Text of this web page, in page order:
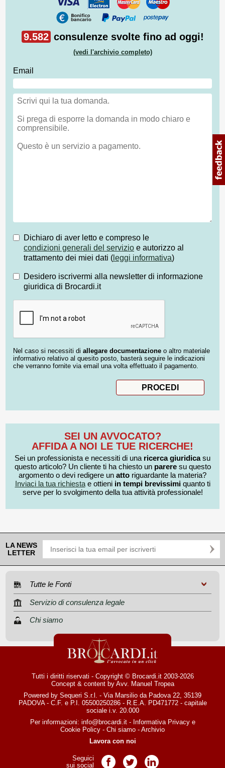
9.582 consulenze svolte fino ad oggi!
(vedi l'archivio completo)
Email
Dichiaro di aver letto e compreso le
condizioni generali del servizio e autorizzo al
trattamento dei miei dati ( leggi informativa)
Desidero iscrivermi alla newsletter di informazione
giuridica di Brocardi.it
Nel caso si necessiti di allegare documentazione o altro materiale
informativo relativo al quesito posto, basterà seguire le indicazioni
che verranno fornite via email una volta effettuato il pagamento.
SEI UN AVVOCATO?
AFFIDA A NOI LE TUE RICERCHE!
Sei un professionista e necessiti di una ricerca giuridicasu
questo articolo? Un cliente ti ha chiesto un pareresu questo
argomento o devi redigere un atto riguardante la materia?
Inviaci la tua richiestae ottieni in tempi brevissimiquanto ti
serve per lo svolgimento della tua attività professionale!
LA NEWS
LETTER
Tutte le Fonti
Servizio di consulenza legale
Chi siamo
Tutti i diritti riservati - Copyright © Brocardi.it 2003-2026
Concept & content by Avv. Manuel Tropea
Powered by Sequeri S.r.l. - Via Marsilio da Padova 22, 35139
PADOVA - C.F. e P.I. 05500250286 - R.E.A. PD471772 - capitale
sociale i.v. 20.000
Per informazioni: info@brocardi.it- Informativa Privacye
Cookie Policy - Chi siamo - Archivio
Lavora con noi
Seguici
sui social
Pagina Facebook
Pagina TwitterPagina LinkedIn